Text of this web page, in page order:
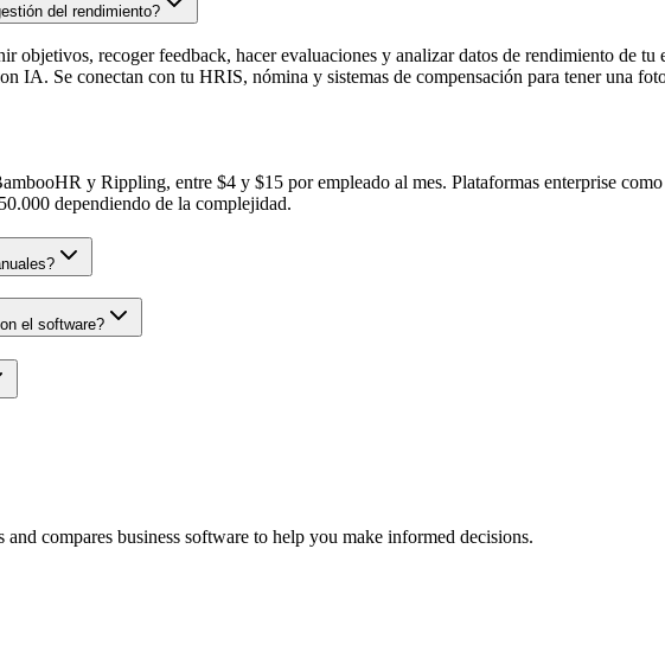
del rendimiento?
objetivos, recoger feedback, hacer evaluaciones y analizar datos de rendimiento de
IA. Se conectan con tu HRIS, nómina y sistemas de compensación para tener una
y Rippling, entre $4 y $15 por empleado al mes. Plataformas enterprise
dependiendo de la complejidad.
el software?
compares business software to help you make informed decisions.